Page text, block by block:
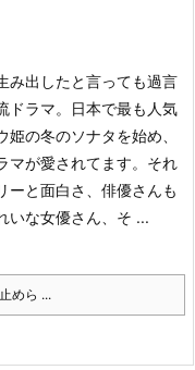
み出したと言っても過言
ドラマ。日本で最も人気
姫の冬のソナタを始め、
マが愛されてます。それ
ーと面白さ、俳優さんも
いな女優さん、そ ...
めら ...